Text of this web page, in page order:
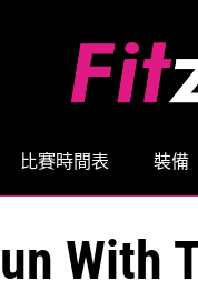
比賽時間表 裝備